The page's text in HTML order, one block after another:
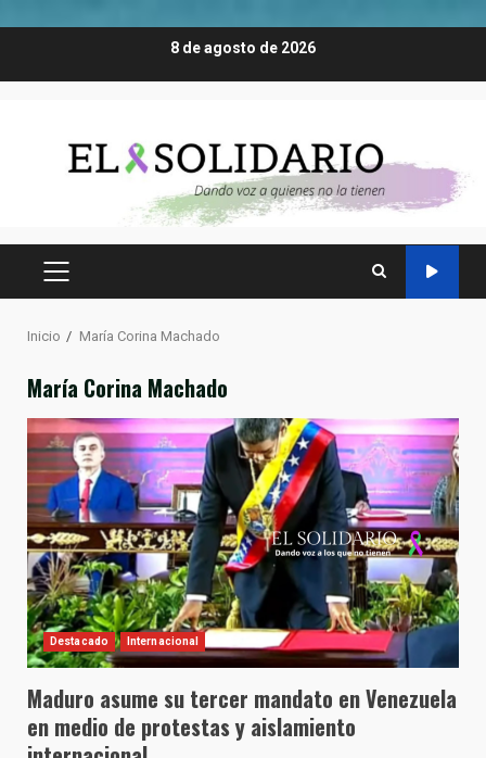
8 de agosto de 2026
MENÚ
Inicio María Corina Machado
María Corina Machado
Destacado Internacional
Maduro asume su tercer mandato en Venezuela
en medio de protestas y aislamiento